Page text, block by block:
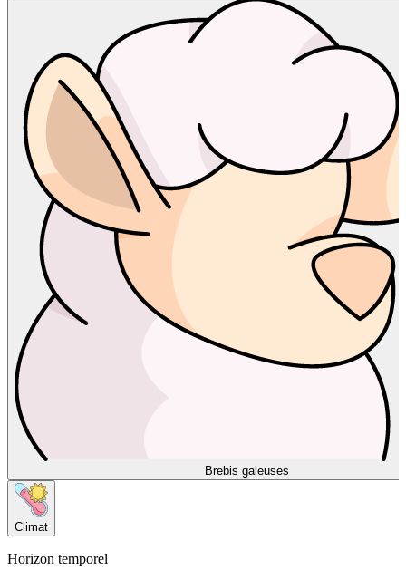
Brebis galeuses
Climat
Horizon temporel